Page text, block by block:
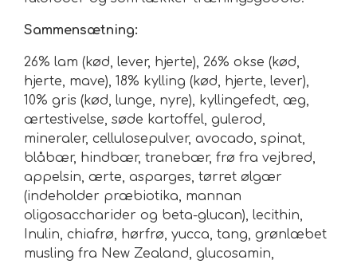
Sammensætning:
26% lam (kød, lever, hjerte), 26% okse (kød,
hjerte, mave), 18% kylling (kød, hjerte, lever),
10% gris (kød, lunge, nyre), kyllingefedt, æg,
ærtestivelse, søde kartoffel, gulerod,
mineraler, cellulosepulver, avocado, spinat,
blåbær, hindbær, tranebær, frø fra vejbred,
appelsin, ærte, asparges, tørret ølgær
(indeholder præbiotika, mannan
oligosaccharider og beta-glucan), lecithin,
Inulin, chiafrø, hørfrø, yucca, tang, grønlæbet
musling fra New Zealand, glucosamin,